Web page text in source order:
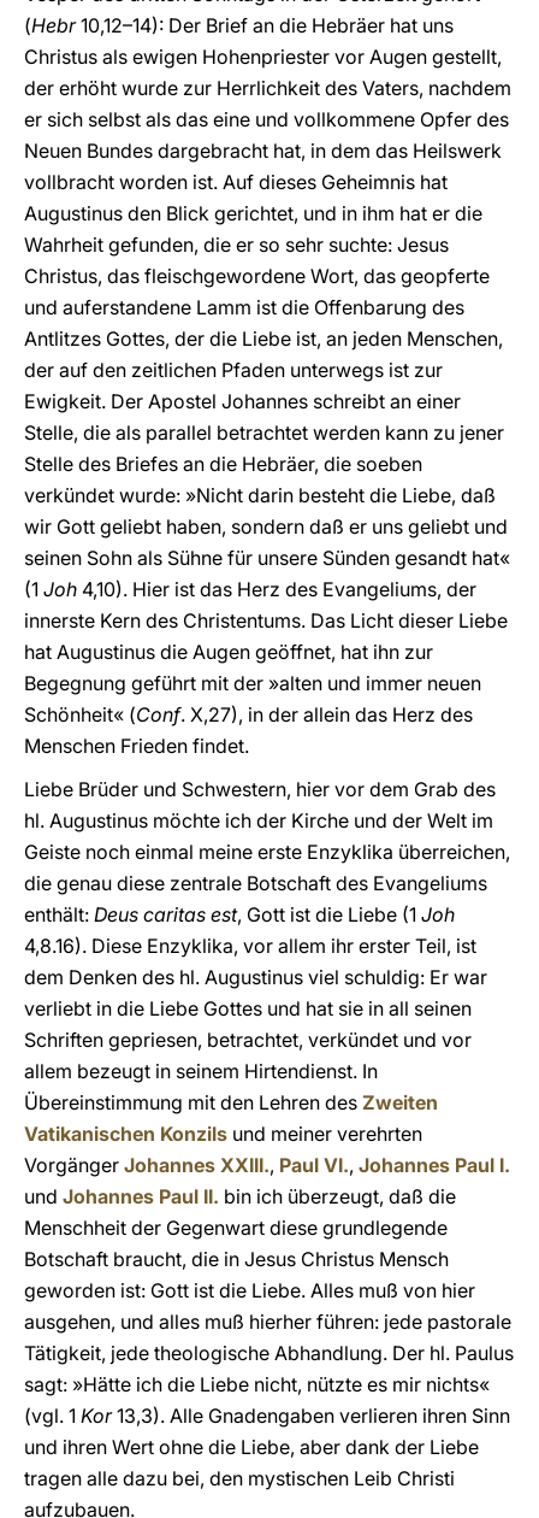
(Hebr10,12–14): Der Brief an die Hebräer hat uns
Christus als ewigen Hohenpriester vor Augen gestellt,
der erhöht wurde zur Herrlichkeit des Vaters, nachdem
er sich selbst als das eine und vollkommene Opfer des
Neuen Bundes dargebracht hat, in dem das Heilswerk
vollbracht worden ist. Auf dieses Geheimnis hat
Augustinus den Blick gerichtet, und in ihm hat er die
Wahrheit gefunden, die er so sehr suchte: Jesus
Christus, das fleischgewordene Wort, das geopferte
und auferstandene Lamm ist die Offenbarung des
Antlitzes Gottes, der die Liebe ist, an jeden Menschen,
der auf den zeitlichen Pfaden unterwegs ist zur
Ewigkeit. Der Apostel Johannes schreibt an einer
Stelle, die als parallel betrachtet werden kann zu jener
Stelle des Briefes an die Hebräer, die soeben
verkündet wurde: »Nicht darin besteht die Liebe, daß
wir Gott geliebt haben, sondern daß er uns geliebt und
seinen Sohn als Sühne für unsere Sünden gesandt hat«
(1 Joh 4,10). Hier ist das Herz des Evangeliums, der
innerste Kern des Christentums. Das Licht dieser Liebe
hat Augustinus die Augen geöffnet, hat ihn zur
Begegnung geführt mit der »alten und immer neuen
Schönheit« (Conf. X,27), in der allein das Herz des
Menschen Frieden findet.
Liebe Brüder und Schwestern, hier vor dem Grab des
hl. Augustinus möchte ich der Kirche und der Welt im
Geiste noch einmal meine erste Enzyklika überreichen,
die genau diese zentrale Botschaft des Evangeliums
enthält: Deus caritas est, Gott ist die Liebe (1 Joh
4,8.16). Diese Enzyklika, vor allem ihr erster Teil, ist
dem Denken des hl. Augustinus viel schuldig: Er war
verliebt in die Liebe Gottes und hat sie in all seinen
Schriften gepriesen, betrachtet, verkündet und vor
allem bezeugt in seinem Hirtendienst. In
Übereinstimmung mit den Lehren des Zweiten
Vatikanischen Konzils und meiner verehrten
Vorgänger Johannes XXIII., Paul VI., Johannes Paul I.
und Johannes Paul II. bin ich überzeugt, daß die
Menschheit der Gegenwart diese grundlegende
Botschaft braucht, die in Jesus Christus Mensch
geworden ist: Gott ist die Liebe. Alles muß von hier
ausgehen, und alles muß hierher führen: jede pastorale
Tätigkeit, jede theologische Abhandlung. Der hl. Paulus
sagt: »Hätte ich die Liebe nicht, nützte es mir nichts«
(vgl. 1 Kor13,3). Alle Gnadengaben verlieren ihren Sinn
und ihren Wert ohne die Liebe, aber dank der Liebe
tragen alle dazu bei, den mystischen Leib Christi
aufzubauen.